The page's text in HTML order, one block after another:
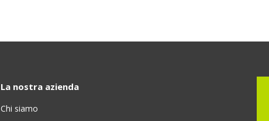
La nostra azienda
Chi siamo